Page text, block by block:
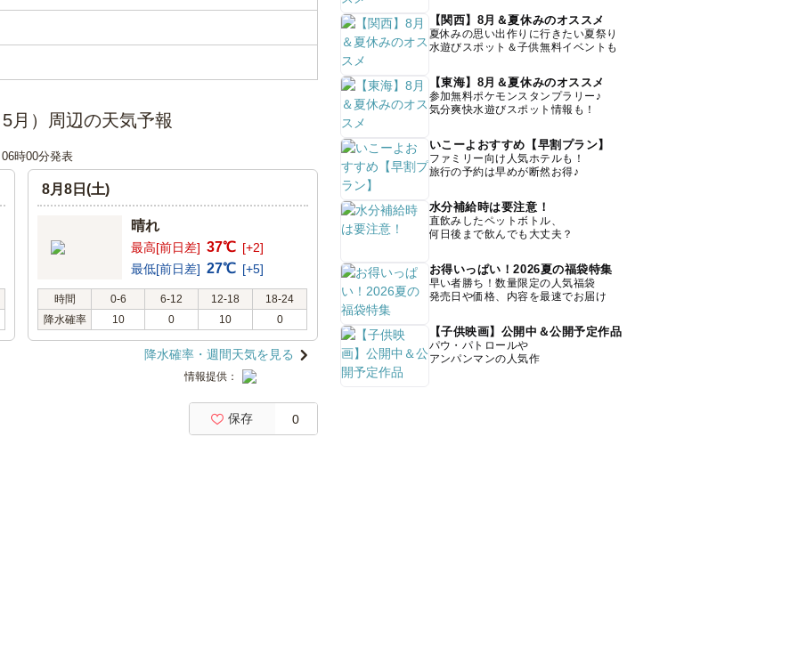
月）周辺の天気予報
時00分発表
8月8日(土)
晴れ
最高[前日差] 37℃ [+2]
最低[前日差] 27℃ [+5]
時間 0-6 6-12 12-18
18-24
降水確率
10 0 10 0
降水確率・週間天気を見る
情報提供：
保存 0
【関西】8月＆夏休みのオススメ
夏休みの思い出作りに行きたい夏祭り
水遊びスポット＆子供無料イベントも
【東海】8月＆夏休みのオススメ
参加無料ポケモンスタンプラリー♪
気分爽快水遊びスポット情報も！
いこーよおすすめ【早割プラン】
ファミリー向け人気ホテルも！
旅行の予約は早めが断然お得♪
水分補給時は要注意！
直飲みしたペットボトル、
何日後まで飲んでも大丈夫？
お得いっぱい！2026夏の福袋特集
早い者勝ち！数量限定の人気福袋
発売日や価格、内容を最速でお届け
【子供映画】公開中＆公開予定作品
パウ・パトロールや
アンパンマンの人気作